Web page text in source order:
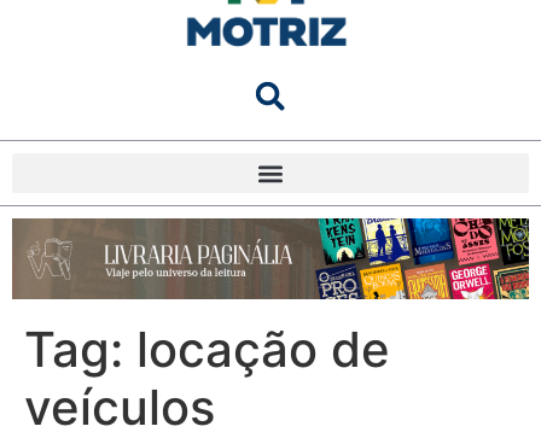
Tag: locação de
veículos